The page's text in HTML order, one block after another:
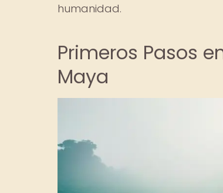
humanidad.
Primeros Pasos
Maya